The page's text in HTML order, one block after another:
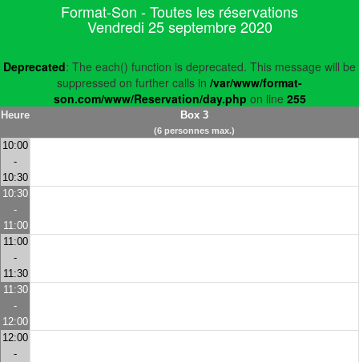
Format-Son - Toutes les réservations
Vendredi 25 septembre 2020
Deprecated: The each() function is deprecated. This message will be
suppressed on further calls in /var/www/format-
son.com/www/Reservation/day.php on line 255
Heure Box 3
(6 personnes max.)
10:00
-
10:30
10:30
-
11:00
11:00
-
11:30
11:30
-
12:00
12:00
-